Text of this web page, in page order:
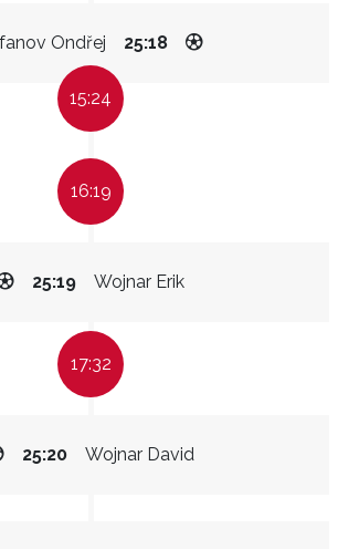
Ondřej 25:18
15:24
16:19
Wojnar Erik
25:19
17:32
Wojnar David
25:20